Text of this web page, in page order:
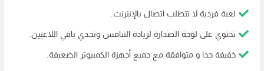
لعبة فردية لا تتطلب اتصال بالإنترنت.
تحتوي على لوحة الصدارة لزيادة التنافس وتحدي باقي اللاعبين.
خفيفة جدا و متوافقة مع جميع أجهزة الكمبيوتر الضعيفة.